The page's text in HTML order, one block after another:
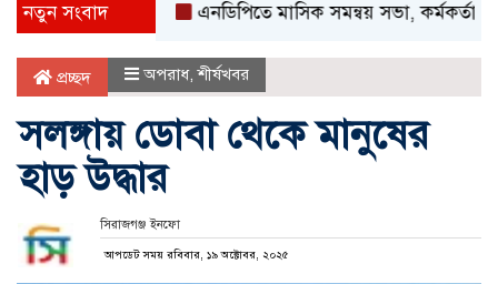
নতুন সংবাদ এনডিপিতে মাসিক সমন্বয় সভা, কর্মকর্তা-কর্মীদের
প্রচ্ছদ অপরাধ,শীর্ষখবর
সলঙ্গায় ডোবা থেকে মানুষের
হাড় উদ্ধার
সিরাজগঞ্জ ইনফো
আপডেট সময় রবিবার, ১৯ অক্টোবর, ২০২৫